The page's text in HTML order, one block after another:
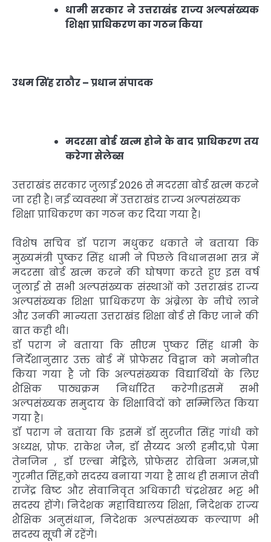
धामी सरकार ने उत्तराखंड राज्य अल्पसंख्यक
शिक्षा प्राधिकरण का गठन किया
उधम सिंह राठौर – प्रधान संपादक
मदरसा बोर्ड खत्म होने के बाद प्राधिकरण तय
करेगा सेलेब्स
उत्तराखंड सरकार जुलाई 2026 से मदरसा बोर्ड खत्म करने
जा रही है। नई व्यवस्था में उत्तराखंड राज्य अल्पसंख्यक
शिक्षा प्राधिकरण का गठन कर दिया गया है।
विशेष सचिव डॉ पराग मधुकर धकाते ने बताया कि
मुख्यमंत्री पुष्कर सिंह धामी ने पिछले विधानसभा सत्र में
मदरसा बोर्ड खत्म करने की घोषणा करते हुए इस वर्ष
जुलाई से सभी अल्पसंख्यक संस्थाओं को उत्तराखंड राज्य
अल्पसंख्यक शिक्षा प्राधिकरण के अंब्रेला के नीचे लाने
और उनकी मान्यता उत्तराखंड शिक्षा बोर्ड से किए जाने की
बात कही थी।
डॉ पराग ने बताया कि सीएम पुष्कर सिंह धामी के
निर्देशानुसार उक्त बोर्ड में प्रोफेसर विद्वान को मनोनीत
किया गया है जो कि अल्पसंख्यक विद्यार्थियों के लिए
शैक्षिक पाठ्यक्रम निर्धारित करेगी।इसमें सभी
अल्पसंख्यक समुदाय के शिक्षाविदों को सम्मिलित किया
गया है।
डॉ पराग ने बताया कि इसमें डॉ सुरजीत सिंह गांधी को
अध्यक्ष, प्रोफ. राकेश जैन, डॉ सैय्यद अली हमीद,प्रो पेमा
तेनजिन , डॉ एल्बा मेड्रिले, प्रोफेसर रोबिना अमन,प्रो
गुरमीत सिंह,को सदस्य बनाया गया है साथ ही समाज सेवी
राजेंद्र बिष्ट और सेवानिवृत अधिकारी चंद्रशेखर भट्ट भी
सदस्य होंगे। निदेशक महाविद्यालय शिक्षा, निदेशक राज्य
शैक्षिक अनुसंधान, निदेशक अल्पसंख्यक कल्याण भी
सदस्य सूची में रहेंगे।